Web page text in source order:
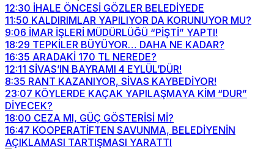
12:30 İHALE ÖNCESİ GÖZLER BELEDİYEDE
11:50 KALDIRIMLAR YAPILIYOR DA KORUNUYOR MU?
9:06 İMAR İŞLERİ MÜDÜRLÜĞÜ “PİŞTİ” YAPTI!
18:29 TEPKİLER BÜYÜYOR… DAHA NE KADAR?
16:35 ARADAKİ 170 TL NEREDE?
12:11 SİVAS’IN BAYRAMI 4 EYLÜL’DÜR!
8:35 RANT KAZANIYOR, SİVAS KAYBEDİYOR!
23:07 KÖYLERDE KAÇAK YAPILAŞMAYA KİM “DUR”
DİYECEK?
18:00 CEZA MI, GÜÇ GÖSTERİSİ Mİ?
16:47 KOOPERATİFTEN SAVUNMA, BELEDİYENİN
AÇIKLAMASI TARTIŞMASI YARATTI